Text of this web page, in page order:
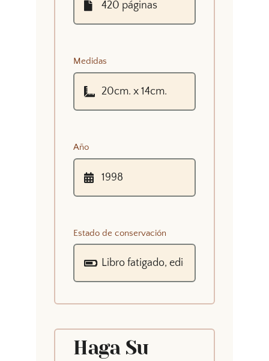
Medidas
Año
Estado de conservación
Haga Su